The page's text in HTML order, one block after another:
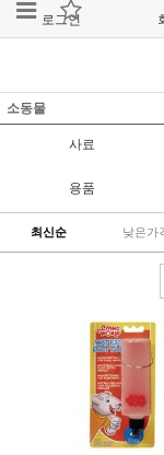
로그인
소동물
사료
용품
최신순 낮은가